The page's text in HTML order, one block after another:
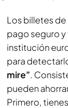
Los billetes
pago seguro y
institución
para
mire”.
pueden
Primero,